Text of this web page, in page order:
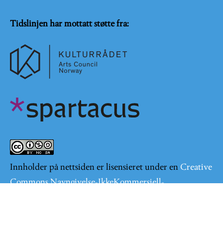
Tidslinjen har mottatt støtte fra:
Innholder på nettsiden er lisensieret under en Creative
Commons Navngivelse-IkkeKommersiell-